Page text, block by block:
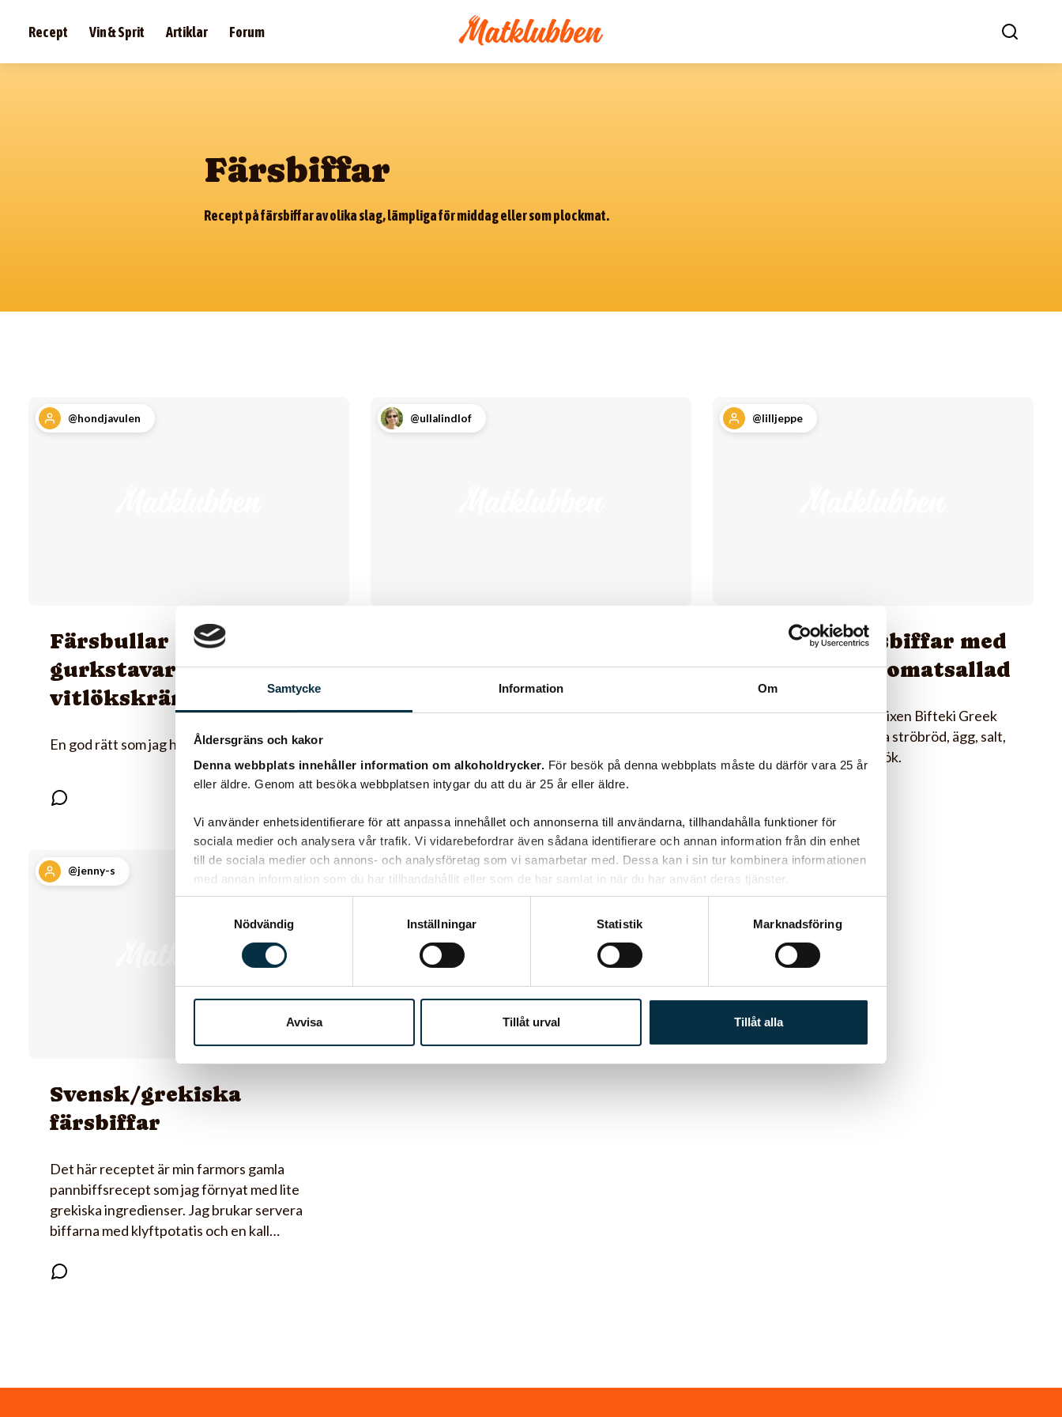
Samtycke Information Om
Åldersgräns och kakor
Denna webbplats innehåller information om alkoholdrycker. För besök på denna webbplats måste du därför vara 25 år
eller äldre. Genom att besöka webbplatsen intygar du att du är 25 år eller äldre.
Vi använder enhetsidentifierare för att anpassa innehållet och annonserna till användarna, tillhandahålla funktioner för
sociala medier och analysera vår trafik. Vi vidarebefordrar även sådana identifierare och annan information från din enhet
till de sociala medier och annons- och analysföretag som vi samarbetar med. Dessa kan i sin tur kombinera informationen
med annan information som du har tillhandahållit eller som de har samlat in när du har använt deras tjänster.
Nödvändig
Inställningar Statistik Marknadsföring
Avvisa Tillåt urval Tillåt alla
Recept Vin & Sprit Artiklar Forum
Färsbiffar
Recept på färsbiffar av olika slag, lämpliga för middag eller som plockmat.
@hondjavulen
Färsbullar med
gurkstavar och dill- och
vitlökskräm
En god rätt som jag helst gör på kalvfärs
@ullalindlof
och senap
Biff med lite annorlunda smak. Enkelt och
@lilljeppe
Grekiska färsbiffar med
tzatziki och tomatsallad
Om du inte vill ha kryddmixen Bifteki Greek
style i så kan du istället ha ströbröd, ägg, salt,
peppar, vitlök, oregano, lök.
@jenny-s
Svensk/grekiska
färsbiffar
Det här receptet är min farmors gamla
pannbiffsrecept som jag förnyat med lite
grekiska ingredienser. Jag brukar servera
biffarna med klyftpotatis och en kall…